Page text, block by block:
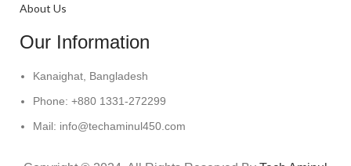
About Us
Our Information
Kanaighat, Bangladesh
Phone: +880 1331-272299
Mail: info@techaminul450.com